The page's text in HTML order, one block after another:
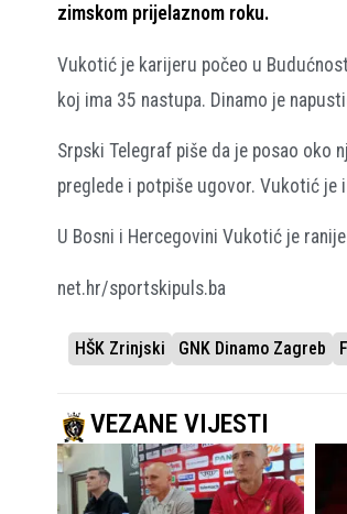
zimskom prijelaznom roku.
Vukotić je karijeru počeo u
koj ima 35 nastupa. Dinamo je
Srpski Telegraf piše da je posao oko
preglede i potpiše ugovor. Vukotić je
U Bosni i Hercegovini Vukotić je
net.hr/sportskipuls.ba
HŠK Zrinjski GNK Dinamo Zagreb
VEZANE VIJESTI